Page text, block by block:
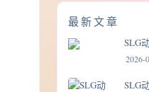
最新文章
SLG
2026-
SLG